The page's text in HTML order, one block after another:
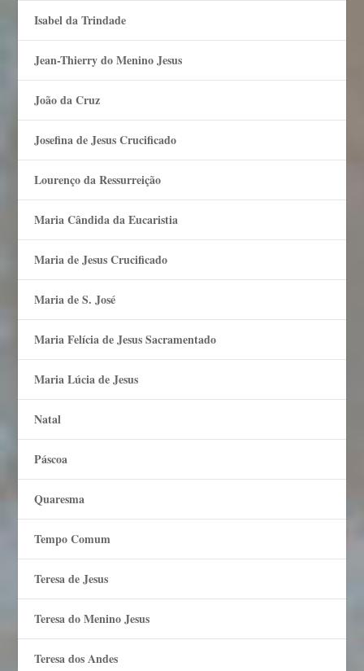
Isabel da Trindade
Jean-Thierry do Menino Jesus
João da Cruz
Josefina de Jesus Crucificado
Lourenço da Ressurreição
Maria Cândida da Eucaristia
Maria de Jesus Crucificado
Maria de S. José
Maria Felí­cia de Jesus Sacramentado
Maria Lúcia de Jesus
Natal
Páscoa
Quaresma
Tempo Comum
Teresa de Jesus
Teresa do Menino Jesus
Teresa dos Andes